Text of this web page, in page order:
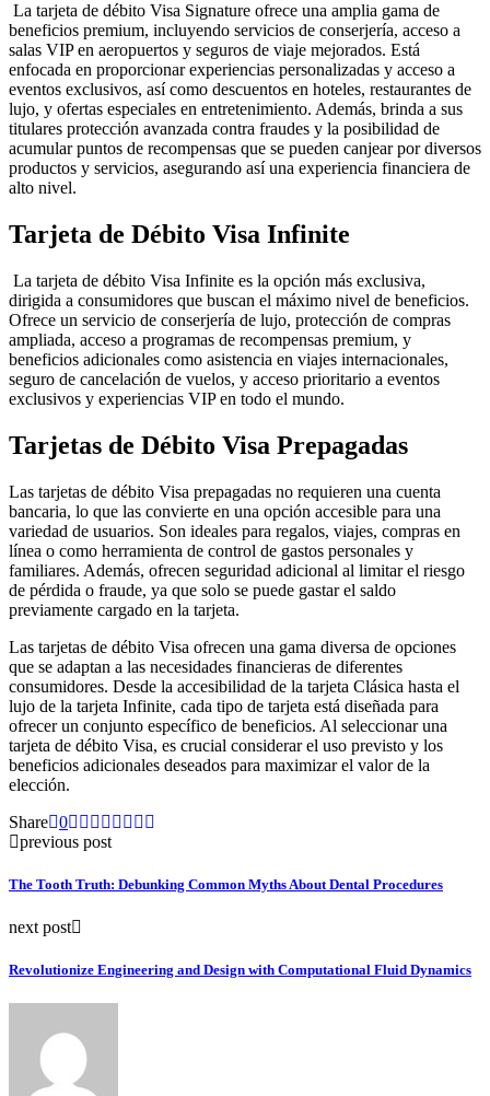
La tarjeta de débito Visa Signature ofrece una amplia gama de
beneficios premium, incluyendo servicios de conserjería, acceso a
salas VIP en aeropuertos y seguros de viaje mejorados. Está
enfocada en proporcionar experiencias personalizadas y acceso a
eventos exclusivos, así como descuentos en hoteles, restaurantes de
lujo, y ofertas especiales en entretenimiento. Además, brinda a sus
titulares protección avanzada contra fraudes y la posibilidad de
acumular puntos de recompensas que se pueden canjear por diversos
productos y servicios, asegurando así una experiencia financiera de
alto nivel.
Tarjeta de Débito Visa Infinite
La tarjeta de débito Visa Infinite es la opción más exclusiva,
dirigida a consumidores que buscan el máximo nivel de beneficios.
Ofrece un servicio de conserjería de lujo, protección de compras
ampliada, acceso a programas de recompensas premium, y
beneficios adicionales como asistencia en viajes internacionales,
seguro de cancelación de vuelos, y acceso prioritario a eventos
exclusivos y experiencias VIP en todo el mundo.
Tarjetas de Débito Visa Prepagadas
Las tarjetas de débito Visa prepagadas no requieren una cuenta
bancaria, lo que las convierte en una opción accesible para una
variedad de usuarios. Son ideales para regalos, viajes, compras en
línea o como herramienta de control de gastos personales y
familiares. Además, ofrecen seguridad adicional al limitar el riesgo
de pérdida o fraude, ya que solo se puede gastar el saldo
previamente cargado en la tarjeta.
Las tarjetas de débito Visa ofrecen una gama diversa de opciones
que se adaptan a las necesidades financieras de diferentes
consumidores. Desde la accesibilidad de la tarjeta Clásica hasta el
lujo de la tarjeta Infinite, cada tipo de tarjeta está diseñada para
ofrecer un conjunto específico de beneficios. Al seleccionar una
tarjeta de débito Visa, es crucial considerar el uso previsto y los
beneficios adicionales deseados para maximizar el valor de la
elección.
Share 0
previous post
The Tooth Truth: Debunking Common Myths About Dental Procedures
next post
Revolutionize Engineering and Design with Computational Fluid Dynamics